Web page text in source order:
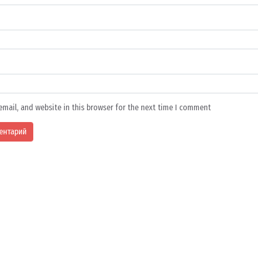
and website in this browser for the next time I comment